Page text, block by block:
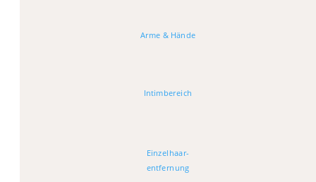
Arme & Hände
Intimbereich
Einzelhaar-
entfernung